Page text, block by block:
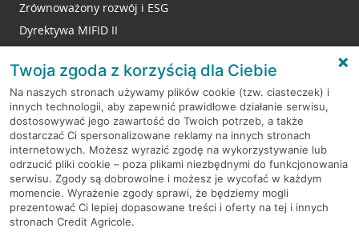
Zrównoważony rozwój i ESG
Dyrektywa MIFID II
RODO
Regulamin serwisu
Mapa serwisu
PolitykaCookies
Twoja zgoda z korzyścią dla Ciebie
Na naszych stronach używamy plików cookie (tzw. ciasteczek) i
innych technologii, aby zapewnić prawidłowe działanie serwisu,
dostosowywać jego zawartość do Twoich potrzeb, a także
dostarczać Ci spersonalizowane reklamy na innych stronach
internetowych. Możesz wyrazić zgodę na wykorzystywanie lub
odrzucić pliki cookie – poza plikami niezbędnymi do funkcjonowania
serwisu. Zgody są dobrowolne i możesz je wycofać w każdym
momencie. Wyrażenie zgody sprawi, że będziemy mogli
prezentować Ci lepiej dopasowane treści i oferty na tej i innych
stronach Credit Agricole.